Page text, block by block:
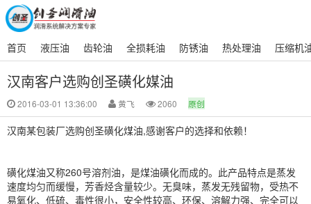
首页 液压油 齿轮油 全损耗油 防锈油 热处理油 压缩机
汉南客户选购创圣磺化媒油
2016-03-01 13:36:00 黄飞 2060 原创
汉南某包装厂选购创圣磺化煤油,感谢客户的选择和依赖！
磺化煤油又称260号溶剂油，是煤油磺化而成的。此产品特点是蒸发
速度均匀而缓慢，芳香烃含量较少。无臭味，蒸发无残留物，受热不
易氧化、低硫、毒性很小，安全性较高、环保、溶解力强、完全可以